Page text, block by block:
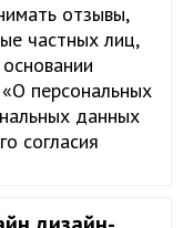
отзывы,
частных лиц,
персональных
данных
согласия